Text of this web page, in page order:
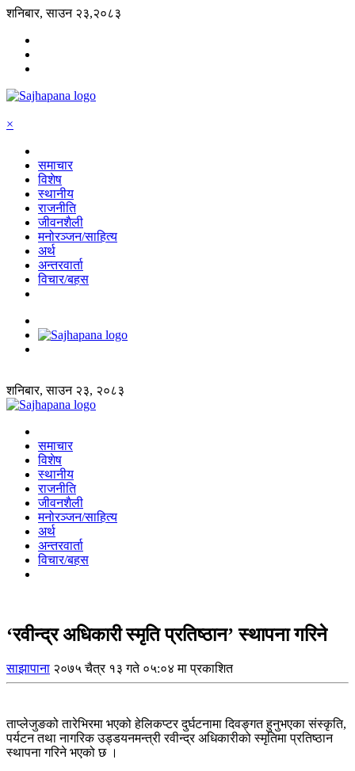
शनिबार, साउन २३,२०८३
×
समाचार
विशेष
स्थानीय
राजनीति
जीवनशैली
मनोरञ्जन/साहित्य
अर्थ
अन्तरवार्ता
विचार/बहस
शनिबार, साउन २३, २०८३
समाचार
विशेष
स्थानीय
राजनीति
जीवनशैली
मनोरञ्जन/साहित्य
अर्थ
अन्तरवार्ता
विचार/बहस
‘रवीन्द्र अधिकारी स्मृति प्रतिष्ठान’ स्थापना गरिने
साझापाना २०७५ चैत्र १३ गते ०५:०४ मा प्रकाशित
ताप्लेजुङको तारेभिरमा भएको हेलिकप्टर दुर्घटनामा दिवङ्गत हुनुभएका संस्कृति,
पर्यटन तथा नागरिक उड्डयनमन्त्री रवीन्द्र अधिकारीको स्मृतिमा प्रतिष्ठान
स्थापना गरिने भएको छ ।